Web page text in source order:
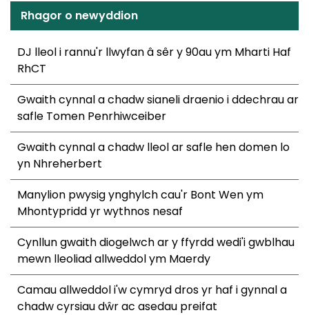
Rhagor o newyddion
DJ lleol i rannu'r llwyfan â sêr y 90au ym Mharti Haf
RhCT
Gwaith cynnal a chadw sianeli draenio i ddechrau ar
safle Tomen Penrhiwceiber
Gwaith cynnal a chadw lleol ar safle hen domen lo
yn Nhreherbert
Manylion pwysig ynghylch cau'r Bont Wen ym
Mhontypridd yr wythnos nesaf
Cynllun gwaith diogelwch ar y ffyrdd wedi'i gwblhau
mewn lleoliad allweddol ym Maerdy
Camau allweddol i'w cymryd dros yr haf i gynnal a
chadw cyrsiau dŵr ac asedau preifat